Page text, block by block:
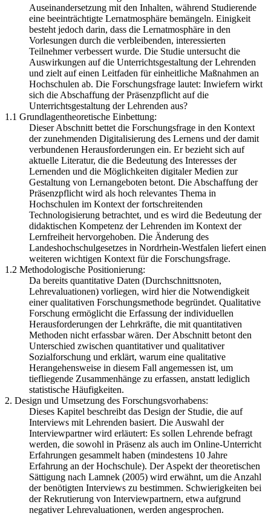
Auseinandersetzung mit den Inhalten, während Studierende
eine beeinträchtigte Lernatmosphäre bemängeln. Einigkeit
besteht jedoch darin, dass die Lernatmosphäre in den
Vorlesungen durch die verbleibenden, interessierten
Teilnehmer verbessert wurde. Die Studie untersucht die
Auswirkungen auf die Unterrichtsgestaltung der Lehrenden
und zielt auf einen Leitfaden für einheitliche Maßnahmen an
Hochschulen ab. Die Forschungsfrage lautet: Inwiefern wirkt
sich die Abschaffung der Präsenzpflicht auf die
Unterrichtsgestaltung der Lehrenden aus?
1.1 Grundlagentheoretische Einbettung:
Dieser Abschnitt bettet die Forschungsfrage in den Kontext
der zunehmenden Digitalisierung des Lernens und der damit
verbundenen Herausforderungen ein. Er bezieht sich auf
aktuelle Literatur, die die Bedeutung des Interesses der
Lernenden und die Möglichkeiten digitaler Medien zur
Gestaltung von Lernangeboten betont. Die Abschaffung der
Präsenzpflicht wird als hoch relevantes Thema in
Hochschulen im Kontext der fortschreitenden
Technologisierung betrachtet, und es wird die Bedeutung der
didaktischen Kompetenz der Lehrenden im Kontext der
Lernfreiheit hervorgehoben. Die Änderung des
Landeshochschulgesetzes in Nordrhein-Westfalen liefert einen
weiteren wichtigen Kontext für die Forschungsfrage.
1.2 Methodologische Positionierung:
Da bereits quantitative Daten (Durchschnittsnoten,
Lehrevaluationen) vorliegen, wird hier die Notwendigkeit
einer qualitativen Forschungsmethode begründet. Qualitative
Forschung ermöglicht die Erfassung der individuellen
Herausforderungen der Lehrkräfte, die mit quantitativen
Methoden nicht erfassbar wären. Der Abschnitt betont den
Unterschied zwischen quantitativer und qualitativer
Sozialforschung und erklärt, warum eine qualitative
Herangehensweise in diesem Fall angemessen ist, um
tiefliegende Zusammenhänge zu erfassen, anstatt lediglich
statistische Häufigkeiten.
2. Design und Umsetzung des Forschungsvorhabens:
Dieses Kapitel beschreibt das Design der Studie, die auf
Interviews mit Lehrenden basiert. Die Auswahl der
Interviewpartner wird erläutert: Es sollen Lehrende befragt
werden, die sowohl in Präsenz als auch im Online-Unterricht
Erfahrungen gesammelt haben (mindestens 10 Jahre
Erfahrung an der Hochschule). Der Aspekt der theoretischen
Sättigung nach Lamnek (2005) wird erwähnt, um die Anzahl
der benötigten Interviews zu bestimmen. Schwierigkeiten bei
der Rekrutierung von Interviewpartnern, etwa aufgrund
negativer Lehrevaluationen, werden angesprochen.